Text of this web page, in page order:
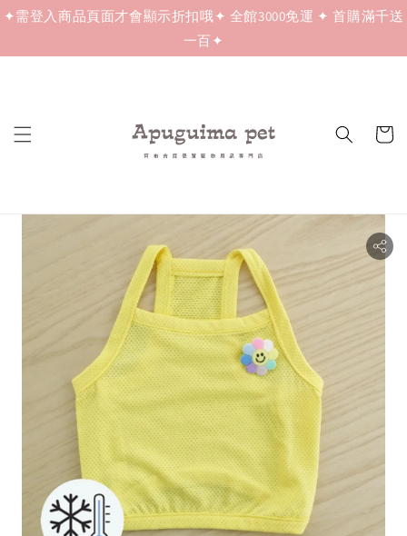
✦需登入商品頁面才會顯示折扣哦✦ 全館3000免運 ✦ 首購滿千送
一百✦